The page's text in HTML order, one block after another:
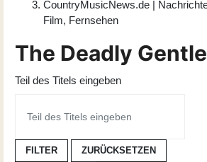
CountryMusicNews.de |
Film, Fernsehen
The Deadly
Teil des Titels eingeben
FILTER ZURÜCKSETZEN